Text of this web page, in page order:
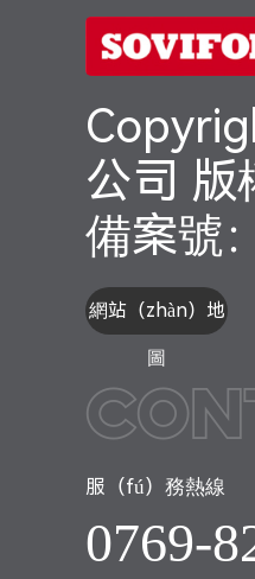
公司 版
備案號：
網站（zhàn）地
圖
服（fú）務熱線
0769-